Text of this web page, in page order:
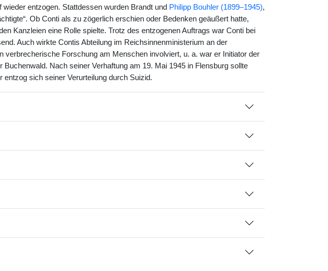
entzogen. Stattdessen wurden Brandt und Philipp Bouhler (1899–1945),
Ob Conti als zu zögerlich erschien oder Bedenken geäußert hatte,
Kanzleien eine Rolle spielte. Trotz des entzogenen Auftrags war Conti bei
Auch wirkte Contis Abteilung im Reichsinnenministerium an der
verbrecherische Forschung am Menschen involviert, u. a. war er Initiator der
Nach seiner Verhaftung am 19. Mai 1945 in Flensburg sollte
sich seiner Verurteilung durch Suizid.